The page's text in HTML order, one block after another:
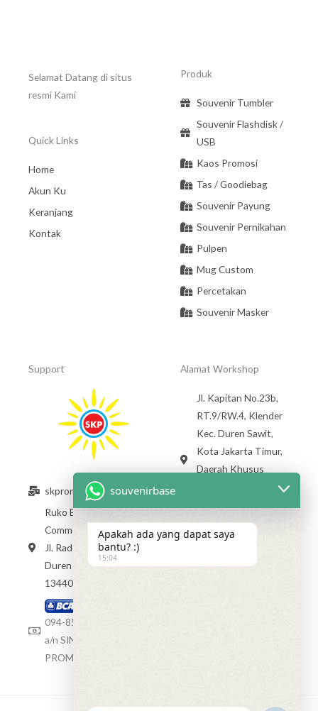
Selamat Datang di situs
resmi Kami
Quick Links
Home
Akun Ku
Keranjang
Kontak
Produk
Souvenir Tumbler
Souvenir Flashdisk /
USB
Kaos Promosi
Tas / Goodiebag
Souvenir Payung
Souvenir Pernikahan
Pulpen
Mug Custom
Percetakan
Souvenir Masker
Support
skpromosindo@gmail.com
Ruko Exclusive
Commercial Raden Inten,
Jl. Raden Inten II No.80,
Duren Sawit DKI Jakarta
13440
094-8589403
a/n SINAR KREASI
PROMOSINDO
Alamat Workshop
Jl. Kapitan No.23b,
RT.9/RW.4, Klender
Kec. Duren Sawit,
Kota Jakarta Timur,
Daerah Khusus
4012
souvenirbase
Apakah ada yang dapat saya
bantu? :)
15:04